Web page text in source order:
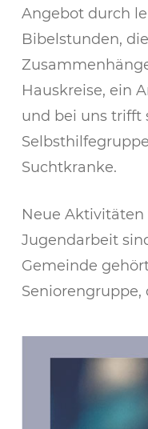
Angebot durch
Bibelstunden,
Hauskreise, ein
und bei uns trifft
Suchtkranke.
Neue
Jugendarbeit
Gemeinde